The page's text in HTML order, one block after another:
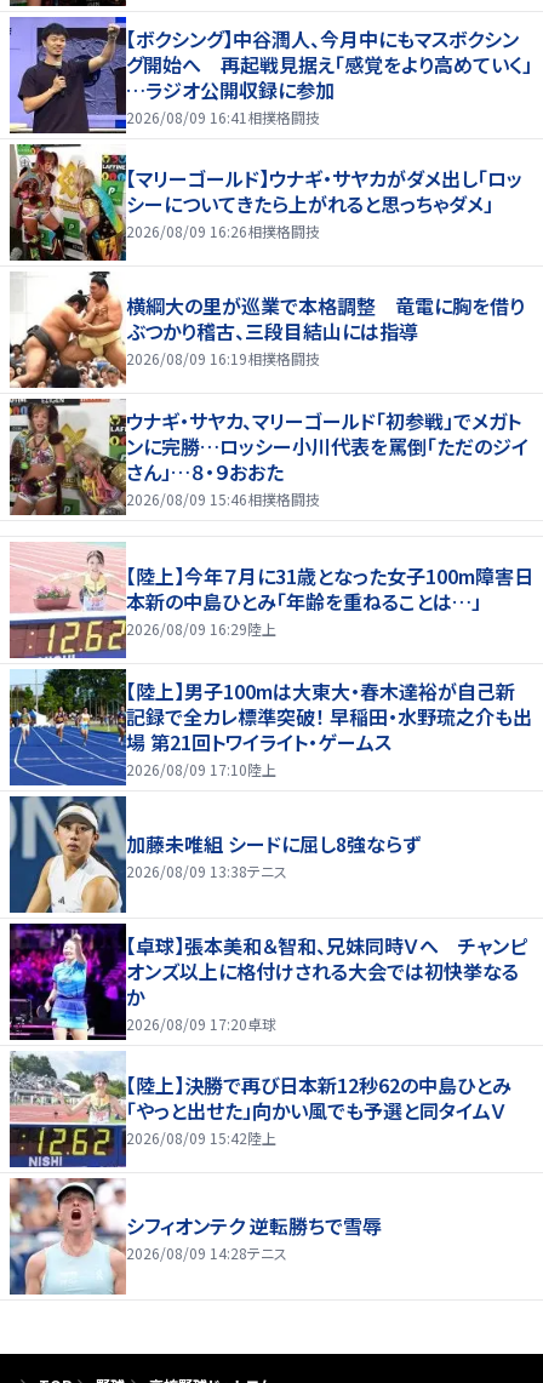
【ボクシング】中谷潤人、今月中にもマスボクシン
グ開始へ 再起戦見据え「感覚をより高めていく」
…ラジオ公開収録に参加
2026/08/09 16:41 相撲格闘技
【マリーゴールド】ウナギ・サヤカがダメ出し「ロッ
シーについてきたら上がれると思っちゃダメ」
2026/08/09 16:26相撲格闘技
横綱大の里が巡業で本格調整 竜電に胸を借り
ぶつかり稽古、三段目結山には指導
2026/08/09 16:19相撲格闘技
ウナギ・サヤカ、マリーゴールド「初参戦」でメガト
ンに完勝…ロッシー小川代表を罵倒「ただのジイ
さん」…８・９おおた
2026/08/09 15:46相撲格闘技
【陸上】今年７月に31歳となった女子100m障害日
本新の中島ひとみ「年齢を重ねることは…」
2026/08/09 16:29陸上
【陸上】男子100mは大東大・春木達裕が自己新
記録で全カレ標準突破！ 早稲田・水野琉之介も出
場 第21回トワイライト・ゲームス
2026/08/09 17:10陸上
加藤未唯組 シードに屈し8強ならず
2026/08/09 13:38テニス
【卓球】張本美和＆智和、兄妹同時Ｖへ チャンピ
オンズ以上に格付けされる大会では初快挙なる
か
2026/08/09 17:20卓球
【陸上】決勝で再び日本新12秒62の中島ひとみ
「やっと出せた」向かい風でも予選と同タイムＶ
2026/08/09 15:42陸上
シフィオンテク 逆転勝ちで雪辱
2026/08/09 14:28テニス